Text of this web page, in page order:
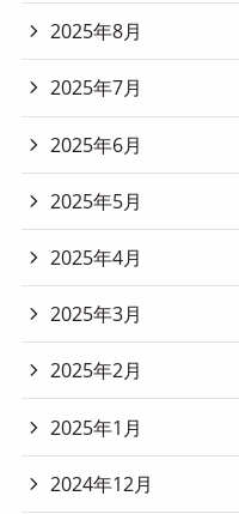
2025年8月
2025年7月
2025年6月
2025年5月
2025年4月
2025年3月
2025年2月
2025年1月
2024年12月